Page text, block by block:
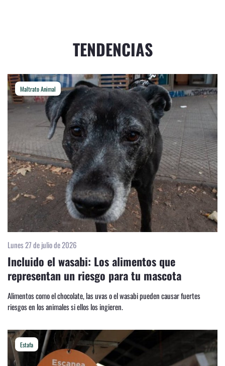
TENDENCIAS
Maltrato Animal
Lunes 27 de julio de 2026
Incluido el wasabi: Los alimentos que
representan un riesgo para tu mascota
Alimentos como el chocolate, las uvas o el wasabi pueden causar fuertes
riesgos en los animales si ellos los ingieren.
Estafa